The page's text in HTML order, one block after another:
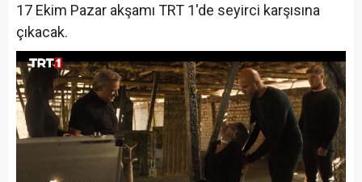
17 Ekim Pazar akşamı TRT 1'de seyirci karşısına
çıkacak.